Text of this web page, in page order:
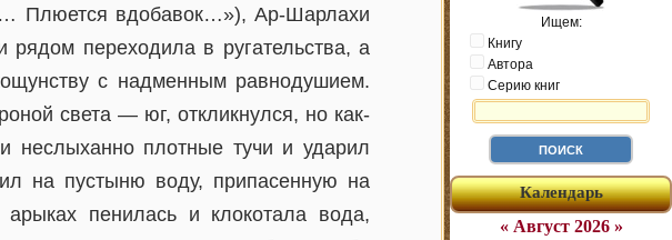
Плюется вдобавок…»), Ар-Шарлахи
переходила в ругательства, а
с надменным равнодушием.
света — юг, откликнулся, но как-
неслыханно плотные тучи и ударил
на пустыню воду, припасенную на
пенилась и клокотала вода,
Ищем:
Книгу
Автора
Серию книг
Календарь
« Август 2026 »